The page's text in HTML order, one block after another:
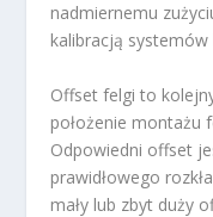
nadmiernemu
kalibracją
Offset felgi to
położenie montażu
Odpowiedni offset
prawidłowego
mały lub zbyt duży